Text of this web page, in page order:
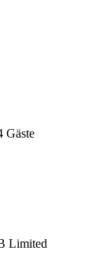
Gäste
Limited